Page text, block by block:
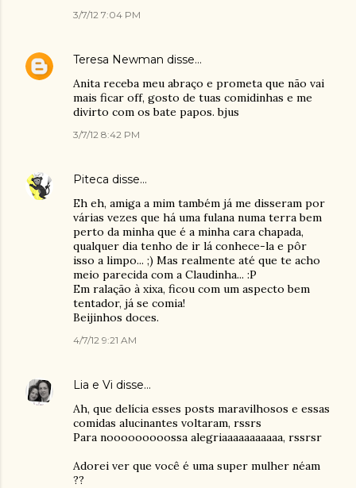
3/7/12 7:04 PM
Teresa Newman disse…
Anita receba meu abraço e prometa que não vai
mais ficar off, gosto de tuas comidinhas e me
divirto com os bate papos. bjus
3/7/12 8:42 PM
Piteca disse…
Eh eh, amiga a mim também já me disseram por
várias vezes que há uma fulana numa terra bem
perto da minha que é a minha cara chapada,
qualquer dia tenho de ir lá conhece-la e pôr
isso a limpo... ;) Mas realmente até que te acho
meio parecida com a Claudinha... :P
Em ralação à xixa, ficou com um aspecto bem
tentador, já se comia!
Beijinhos doces.
4/7/12 9:21 AM
Lia e Vi disse…
Ah, que delícia esses posts maravilhosos e essas
comidas alucinantes voltaram, rssrs
Para nooooooooossa alegriaaaaaaaaaaa, rssrsr
Adorei ver que você é uma super mulher néam
??